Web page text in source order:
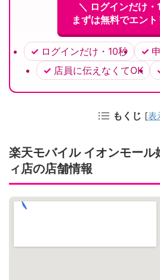
＼ ログインだけ・
まずは無料でエン
ログインだけ・10秒
店員に伝えなくてOK
もくじ [表
楽天モバイル イオンモール
ィ店の店舗情報